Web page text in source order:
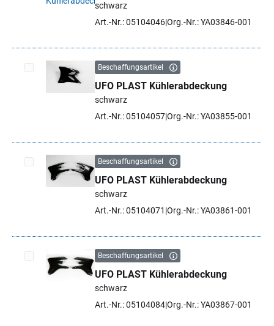
Artikel auswählen
schwarz
Art.-Nr.: 05104046Org.-Nr.: YA03846-001
Artikel auswählen
Beschaffungsartikel
UFO PLAST Kühlerabdeckung
schwarz
Art.-Nr.: 05104057Org.-Nr.: YA03855-001
Artikel auswählen
Beschaffungsartikel
UFO PLAST Kühlerabdeckung
schwarz
Art.-Nr.: 05104071 Org.-Nr.: YA03861-001
Artikel auswählen
Beschaffungsartikel
UFO PLAST Kühlerabdeckung
schwarz
Art.-Nr.: 05104084Org.-Nr.: YA03867-001